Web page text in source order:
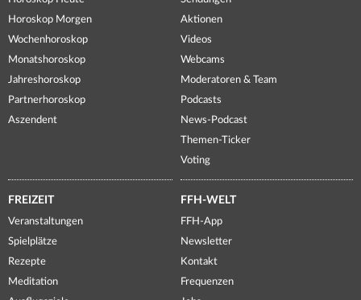
Horoskop Morgen
Wochenhoroskop
Monatshoroskop
Jahreshoroskop
Partnerhoroskop
Aszendent
Aktionen
Videos
Webcams
Moderatoren & Team
Podcasts
News-Podcast
Themen-Ticker
Voting
FREIZEIT
Veranstaltungen
Spielplätze
Rezepte
Meditation
FFH-WELT
FFH-App
Newsletter
Kontakt
Frequenzen